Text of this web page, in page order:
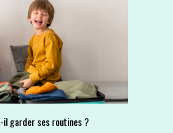
il garder ses routines ?